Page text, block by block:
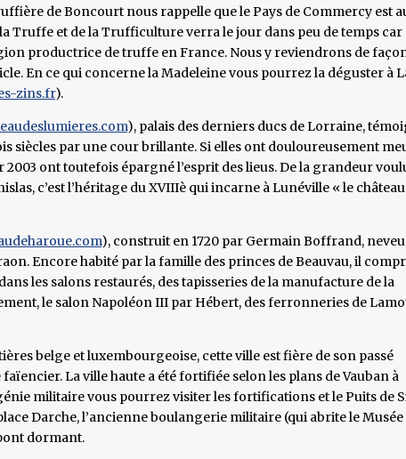
de Boncourt nous rappelle que le Pays de Commercy est
Truffe et de la Trufficulture verra le jour dans peu de temps car
productrice de truffe en France. Nous y reviendrons de
En ce qui concerne la Madeleine vous pourrez la déguster à
zins.fr).
), palais des derniers ducs de Lorraine,
siècles par une cour brillante. Si elles ont douloureusement
ont toutefois épargné l’esprit des lieus. De la grandeur
c’est l’héritage du XVIIIè qui incarne à Lunéville « le
), construit en 1720 par Germain Boffrand,
Encore habité par la famille des princes de Beauvau, il
les salons restaurés, des tapisseries de la manufacture de la
le salon Napoléon III par Hébert, des ferronneries de
belge et luxembourgeoise, cette ville est fière de son passé
La ville haute a été fortifiée selon les plans de Vauban à
militaire vous pourrez visiter les fortifications et le Puits de
Darche, l’ancienne boulangerie militaire (qui abrite le Musée
dormant.